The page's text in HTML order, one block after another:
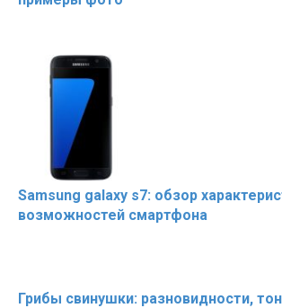
Samsung galaxy s7: обзор
возможностей смартфона
Грибы свинушки: разновидности,